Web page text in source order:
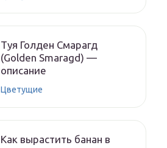
Туя Голден Смарагд
(Golden Smaragd) —
описание
Цветущие
Как вырастить банан в